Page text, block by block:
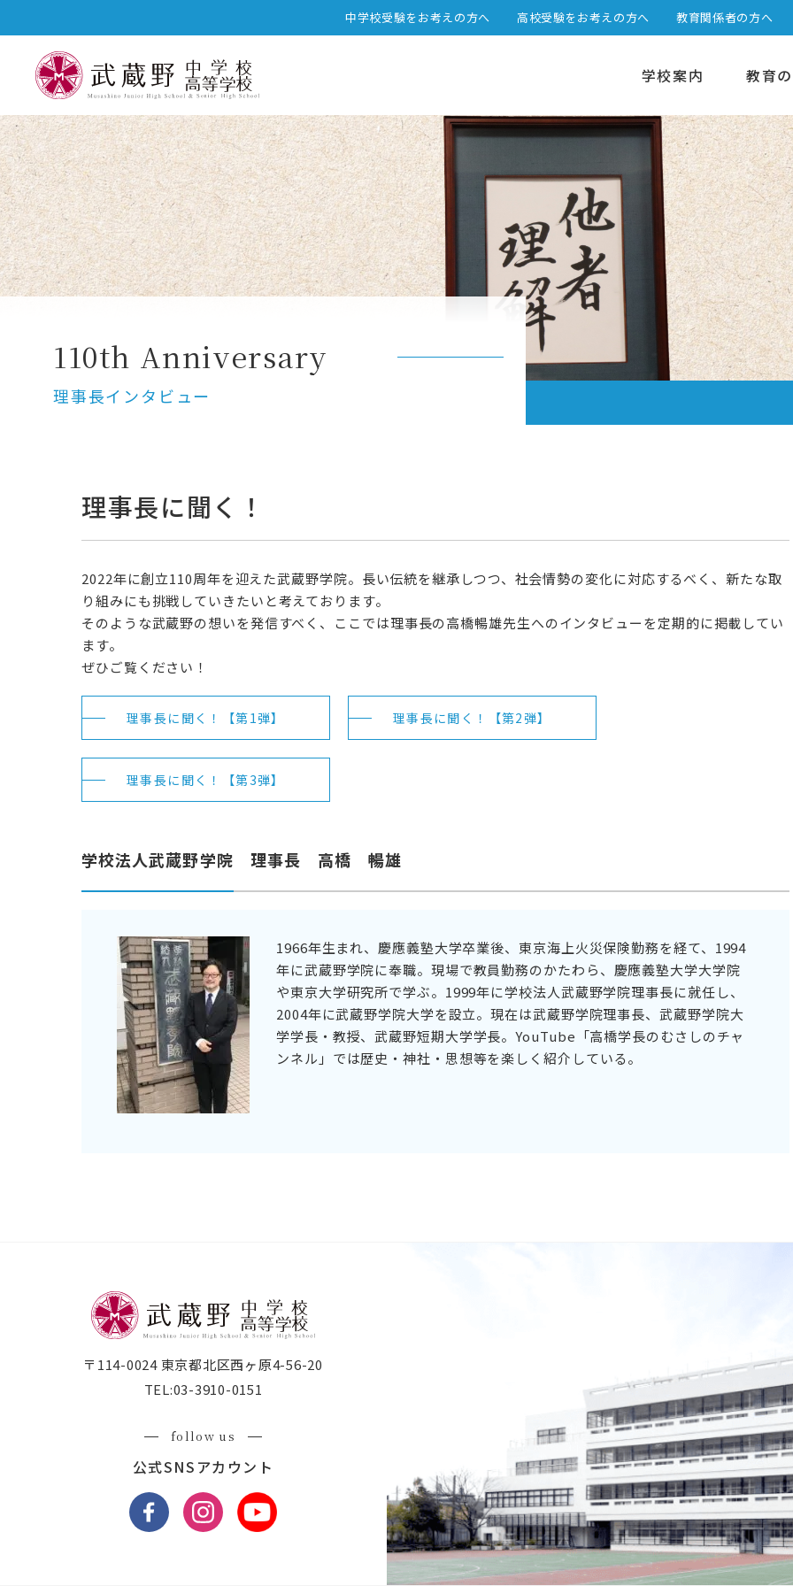
学校案内 教育
中高一貫プログラム
選べる2つのステージ
高校カリキュラム
中学校受験をお考えの方へ 高校受験をお考えの方へ 教育関係者の方へ
110th Anniversary
理事長インタビュー
理事長に聞く！
2022年に創立110周年を迎えた武蔵野学院。長い伝統を継承しつつ、社会情勢の変化に対応するべく、新たな取
り組みにも挑戦していきたいと考えております。
そのような武蔵野の想いを発信すべく、ここでは理事長の高橋暢雄先生へのインタビューを定期的に掲載してい
ます。
ぜひご覧ください！
理事長に聞く！【第1弾】 理事長に聞く！【第2弾】
理事長に聞く！【第3弾】
学校法人武蔵野学院 理事長 高橋 暢雄
1966年生まれ、慶應義塾大学卒業後、東京海上火災保険勤務を経て、1994
年に武蔵野学院に奉職。現場で教員勤務のかたわら、慶應義塾大学大学院
や東京大学研究所で学ぶ。1999年に学校法人武蔵野学院理事長に就任し、
2004年に武蔵野学院大学を設立。現在は武蔵野学院理事長、武蔵野学院大
学学長・教授、武蔵野短期大学学長。YouTube「高橋学長のむさしのチャ
ンネル」では歴史・神社・思想等を楽しく紹介している。
〒114-0024 東京都北区西ヶ原4-56-20
TEL:03-3910-0151
follow us
公式SNSアカウント